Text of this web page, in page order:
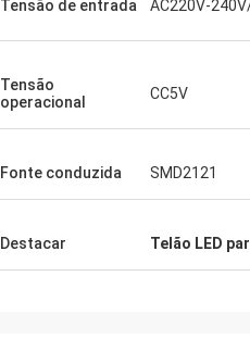
Tensão de entrada AC220V-
Tensão
operacional
CC5V
Fonte conduzida SMD2121
Destacar Telão LED